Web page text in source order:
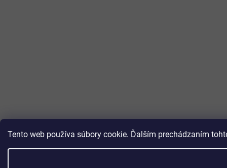
Tento web používa súbory cookie. Ďalším prechádzaním